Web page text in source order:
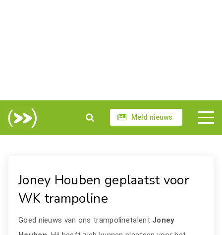
Meld nieuws
Joney Houben geplaatst voor
WK trampoline
Goed nieuws van ons trampolinetalent Joney